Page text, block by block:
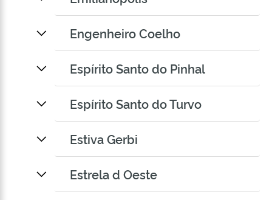
Engenheiro Coelho
Espírito Santo do Pinhal
Espírito Santo do Turvo
Estiva Gerbi
Estrela d Oeste